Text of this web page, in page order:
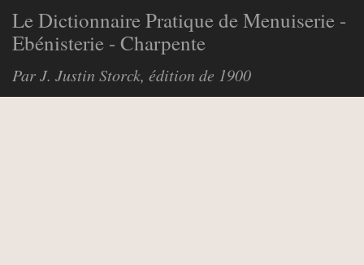
Le Dictionnaire Pratique de Menuiserie -
Ebénisterie - Charpente
Par J. Justin Storck, édition de 1900